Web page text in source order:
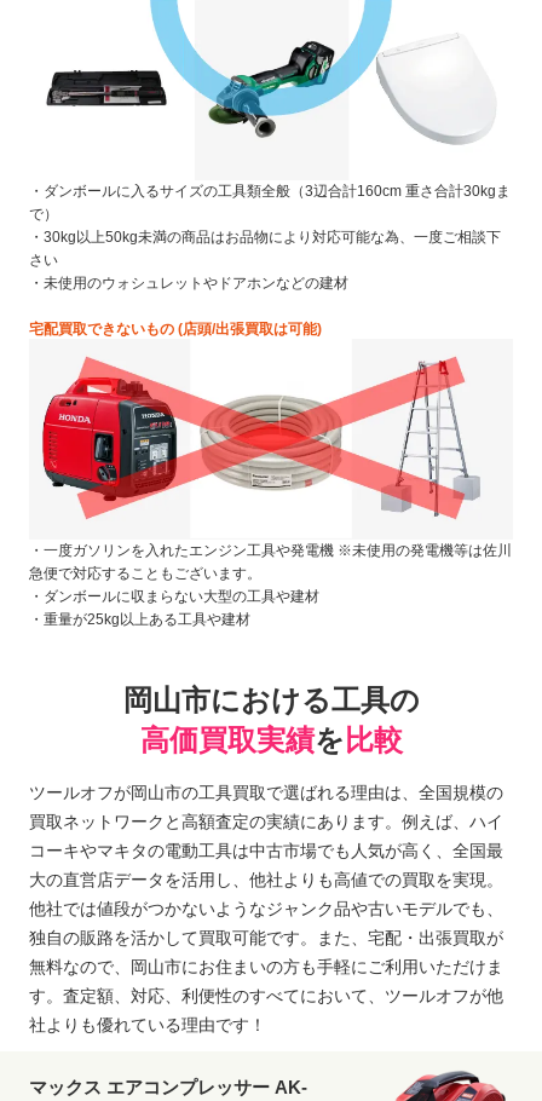
・ダンボールに入るサイズの工具類全般（3辺合計160cm 重さ合計30kgま
で）
・30kg以上50kg未満の商品はお品物により対応可能な為、一度ご相談下
さい
・未使用のウォシュレットやドアホンなどの建材
宅配買取できないもの (店頭/出張買取は可能)
・一度ガソリンを入れたエンジン工具や発電機 ※未使用の発電機等は佐川
急便で対応することもございます。
・ダンボールに収まらない大型の工具や建材
・重量が25kg以上ある工具や建材
岡山市における工具の
高価買取実績を 比較
ツールオフが岡山市の工具買取で選ばれる理由は、全国規模の
買取ネットワークと高額査定の実績にあります。例えば、ハイ
コーキやマキタの電動工具は中古市場でも人気が高く、全国最
大の直営店データを活用し、他社よりも高値での買取を実現。
他社では値段がつかないようなジャンク品や古いモデルでも、
独自の販路を活かして買取可能です。また、宅配・出張買取が
無料なので、岡山市にお住まいの方も手軽にご利用いただけま
す。査定額、対応、利便性のすべてにおいて、ツールオフが他
社よりも優れている理由です！
マックス エアコンプレッサー AK-